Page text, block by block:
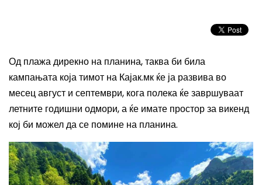
Од плажа дирекно на планина, таква би била
кампањата која тимот на Кајак.мк ќе ја развива во
месец август и септември, кога полека ќе завршуваат
летните годишни одмори, а ќе имате простор за викенд
кој би можел да се помине на планина.